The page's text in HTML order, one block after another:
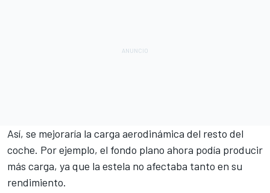
Así, se mejoraría la carga aerodinámica del resto del
coche. Por ejemplo, el fondo plano ahora podía producir
más carga, ya que la estela no afectaba tanto en su
rendimiento.